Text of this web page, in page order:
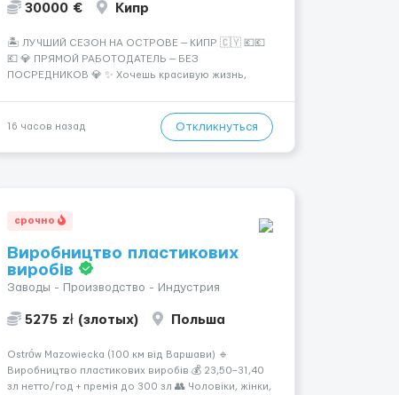
30000 € Кипр
🏝️ ЛУЧШИЙ СЕЗОН НА ОСТРОВЕ — КИПР 🇨🇾 💶💶
💶 💎 ПРЯМОЙ РАБОТОДАТЕЛЬ — БЕЗ
ПОСРЕДНИКОВ 💎 ✨ Хочешь красивую жизнь,
— Опытная команда с годами практики —
Стабильный поток клиентов (без ...
16 часов назад Откликнуться
срочно
Виробництво пластикових
виробів
Заводы - Производство - Индустрия
5275 zł (злотых) Польша
Ostrów Mazowiecka (100 км від Варшави) 🔹
Виробництво пластикових виробів 💰 23,50–31,40
зл нетто/год + премія до 300 зл 👥 Чоловіки, жінки,